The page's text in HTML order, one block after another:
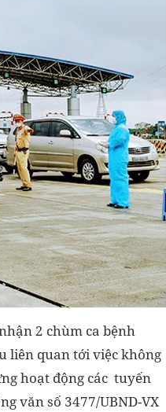
2 chùm ca bệnh
liên quan tới việc không
hoạt động các tuyến
văn số 3477/UBND-VX